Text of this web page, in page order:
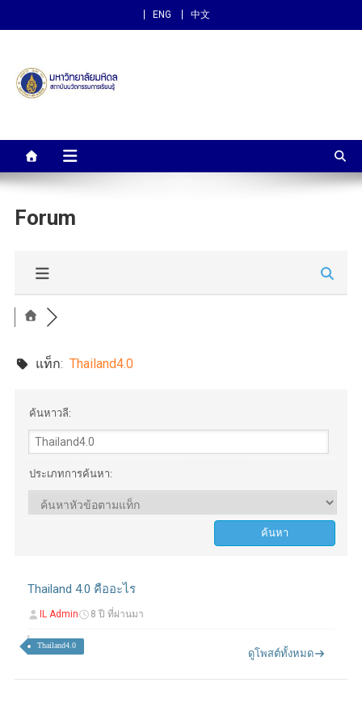
ENG 中文
สถาบันนวัตกรรมการเรียนรู้
Forum
แท็ก: Thailand4.0
ค้นหาวลี:
ประเภทการค้นหา:
Thailand 4.0 คืออะไร
IL Admin 8 ปี ที่ผ่านมา
Thailand4.0
ดูโพสต์ทั้งหมด